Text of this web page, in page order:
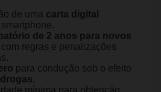
de uma carta digital
de 2 anos para novos
com regras e penalizações
para condução sob o efeito
drogas.
mínima para obtenção